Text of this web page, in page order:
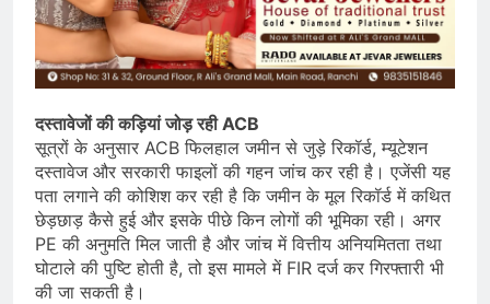
दस्तावेजों की कड़ियां जोड़ रही ACB
सूत्रों के अनुसार ACB फिलहाल जमीन से जुड़े रिकॉर्ड, म्यूटेशन
दस्तावेज और सरकारी फाइलों की गहन जांच कर रही है। एजेंसी यह
पता लगाने की कोशिश कर रही है कि जमीन के मूल रिकॉर्ड में कथित
छेड़छाड़ कैसे हुई और इसके पीछे किन लोगों की भूमिका रही। अगर
PE की अनुमति मिल जाती है और जांच में वित्तीय अनियमितता तथा
घोटाले की पुष्टि होती है, तो इस मामले में FIR दर्ज कर गिरफ्तारी भी
की जा सकती है।